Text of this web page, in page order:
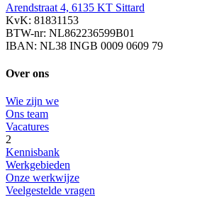
Arendstraat 4, 6135 KT Sittard
KvK: 81831153
BTW-nr: NL862236599B01
IBAN: NL38 INGB 0009 0609 79
Over ons
Wie zijn we
Ons team
Vacatures
2
Kennisbank
Werkgebieden
Onze werkwijze
Veelgestelde vragen